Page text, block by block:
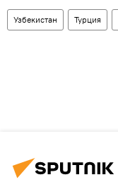
Узбекистан Турция